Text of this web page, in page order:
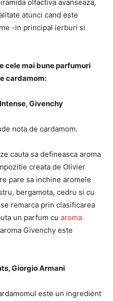
olfactiva avanseaza,
atunci cand este
-in principal ierburi si
cele mai bune parfumuri
cardamom:
Givenchy
nota de cardamom.
cauta sa defineasca aroma
creata de Olivier
pare sa inchine aromele
bergamota, cedru si cu
remarca prin clasificarea
un parfum cu aroma
Givenchy este
Giorgio Armani
este un ingredient